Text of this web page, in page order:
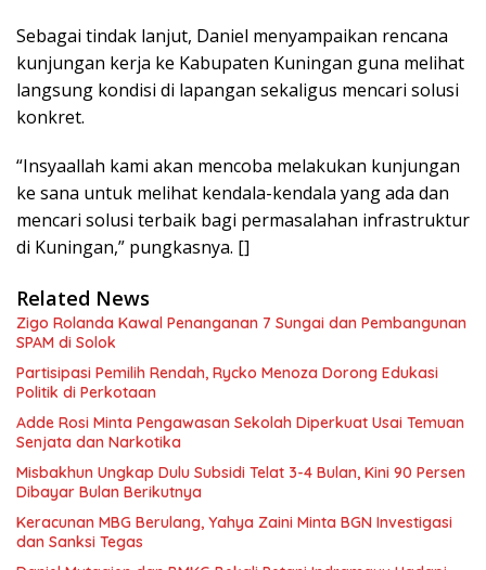
Sebagai tindak lanjut, Daniel menyampaikan rencana
kunjungan kerja ke Kabupaten Kuningan guna melihat
langsung kondisi di lapangan sekaligus mencari solusi
konkret.
“Insyaallah kami akan mencoba melakukan kunjungan
ke sana untuk melihat kendala-kendala yang ada dan
mencari solusi terbaik bagi permasalahan infrastruktur
di Kuningan,” pungkasnya. []
Related News
Zigo Rolanda Kawal Penanganan 7 Sungai dan Pembangunan
SPAM di Solok
Partisipasi Pemilih Rendah, Rycko Menoza Dorong Edukasi
Politik di Perkotaan
Adde Rosi Minta Pengawasan Sekolah Diperkuat Usai Temuan
Senjata dan Narkotika
Misbakhun Ungkap Dulu Subsidi Telat 3-4 Bulan, Kini 90 Persen
Dibayar Bulan Berikutnya
Keracunan MBG Berulang, Yahya Zaini Minta BGN Investigasi
dan Sanksi Tegas